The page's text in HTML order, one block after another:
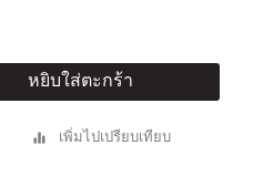
หยิบใส่ตะกร้า
เพิ่มไปเปรียบเทียบ